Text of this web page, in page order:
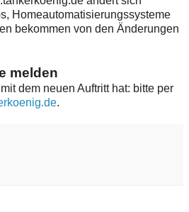
Homeautomatisierungssysteme
bekommen von den Änderungen
melden
dem neuen Auftritt hat: bitte per
.